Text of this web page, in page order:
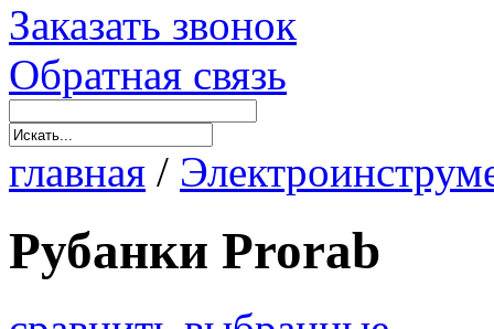
Заказать звонок
Обратная связь
главная /
Рубанки Prorab